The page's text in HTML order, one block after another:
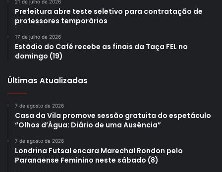
21 de julho de 2026
Prefeitura abre teste seletivo para contratação de
professores temporários
17 de julho de 2026
Estádio do Café recebe as finais da Taça FEL no
domingo (19)
Últimas Atualizadas
7 de agosto de 2026
Casa da Vila promove sessão gratuita do espetáculo
“Olhos d’Água: Diário de uma Ausência”
7 de agosto de 2026
Londrina Futsal encara Marechal Rondon pelo
Paranaense Feminino neste sábado (8)